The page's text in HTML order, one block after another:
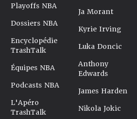
Playoffs NBA
Dossiers NBA
Encyclopédie
TrashTalk
Équipes NBA
Podcasts NBA
L'Apéro
TrashTalk
Ja Morant
Kyrie Irving
Luka Doncic
Anthony
Edwards
James Harden
Nikola Jokic